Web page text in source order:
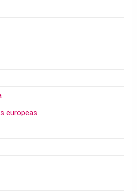
europeas